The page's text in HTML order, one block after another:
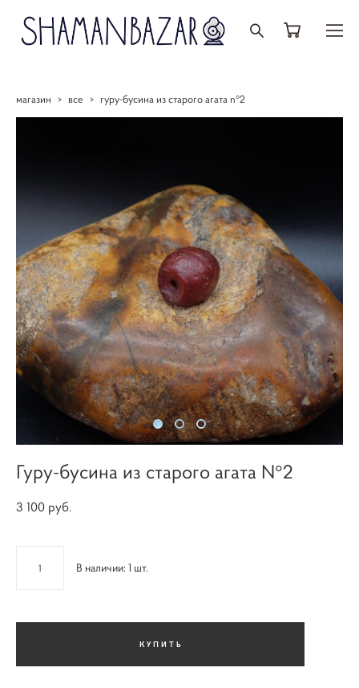
магазин > все > гуру-бусина из старого агата n°2
Гуру-бусина из старого агата N°2
3 100 pуб.
В наличии:1 шт.
КУПИТЬ